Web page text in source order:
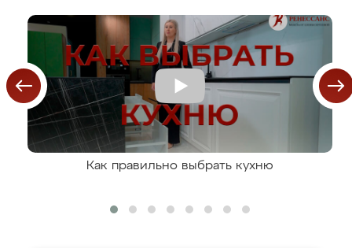
Как правильно выбрать кухню